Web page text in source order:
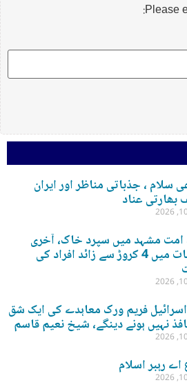
Please
سلام ، جذباتی مناظر اور ایران
بھارتی عناد
مشہد میں سپرد خاک، آخری
رسومات میں 4 کروڑ سے زائد افراد کی
اسرائیل فریم ورک معاہدے کی ایک شق
نہیں ہونے دینگے، شیخ نعیم قاسم
اے رہبر اسلام